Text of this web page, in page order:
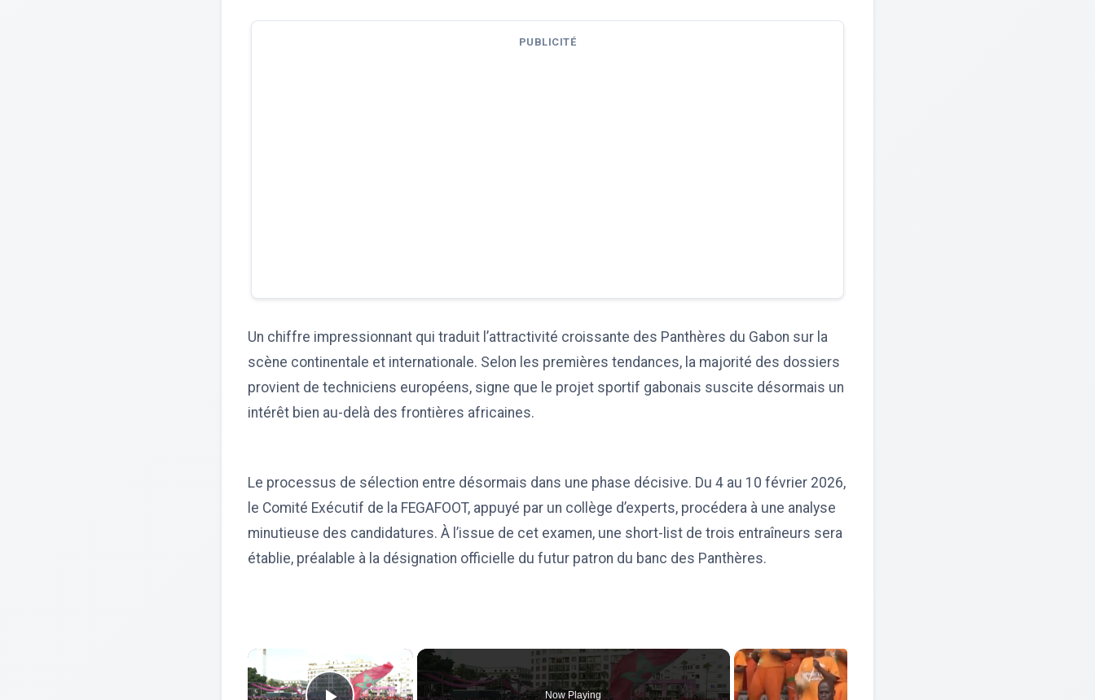
PUBLICITÉ
Un chiffre impressionnant qui traduit l’attractivité croissante des Panthères du Gabon sur la
scène continentale et internationale. Selon les premières tendances, la majorité des dossiers
provient de techniciens européens, signe que le projet sportif gabonais suscite désormais un
intérêt bien au-delà des frontières africaines.
Le processus de sélection entre désormais dans une phase décisive. Du 4 au 10 février 2026,
le Comité Exécutif de la FEGAFOOT, appuyé par un collège d’experts, procédera à une analyse
minutieuse des candidatures. À l’issue de cet examen, une short-list de trois entraîneurs sera
établie, préalable à la désignation officielle du futur patron du banc des Panthères.
×
Now Playing